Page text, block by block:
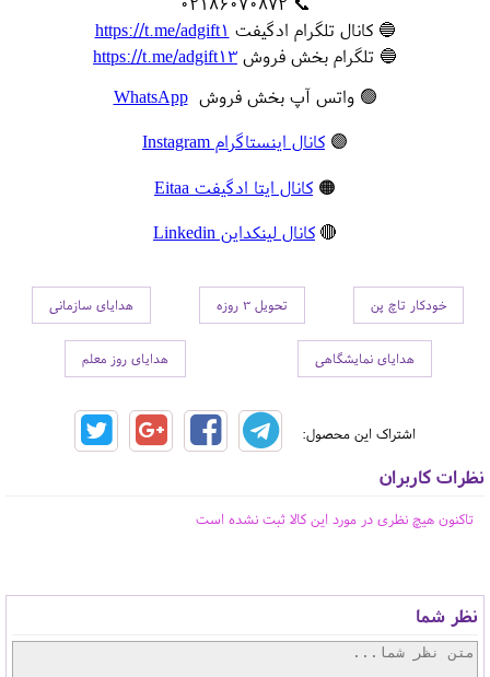
🔵 کانال تلگرام ادگیفت https://t.me/adgift1
🔵 تلگرام بخش فروش https://t.me/adgift13
🟢 واتس آپ بخش فروشWhatsApp
🟣 کانال اینستاگرام Instagram
🟠 کانال ایتا ادگیفت Eitaa
🔴 کانال لینکداین Linkedin
خودکار تاچ پن تحویل 3 روزه هدایای سازمانی
هدایای نمایشگاهی هدایای روز معلم
اشتراک این محصول:
نظرات کاربران
تاکنون هیچ نظری در مورد این کالا ثبت نشده است
نظر شما